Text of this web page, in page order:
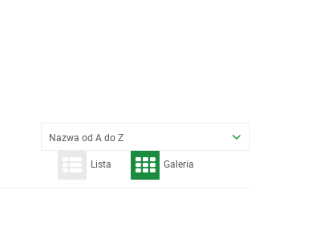
Nazwa od A do Z
Lista Galeria